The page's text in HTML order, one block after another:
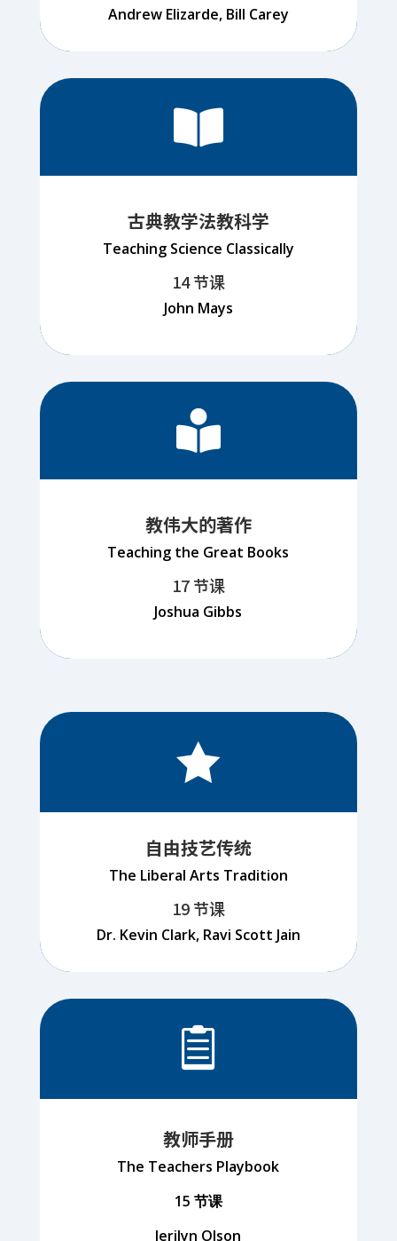
Andrew Elizarde, Bill Carey

古典教学法教科学
Teaching Science Classically
14 节课
John Mays

教伟大的著作
Teaching the Great Books
17 节课
Joshua Gibbs

自由技艺传统
The Liberal Arts Tradition
19 节课
Dr. Kevin Clark, Ravi Scott Jain

教师手册
The Teachers Playbook
15 节课
Jerilyn Olson